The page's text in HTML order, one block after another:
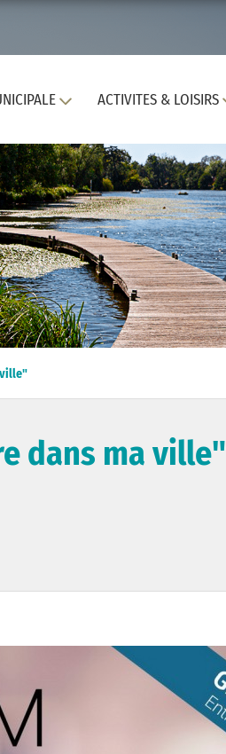
ACTIVITES & LOISIRS
ville"
dans ma ville"